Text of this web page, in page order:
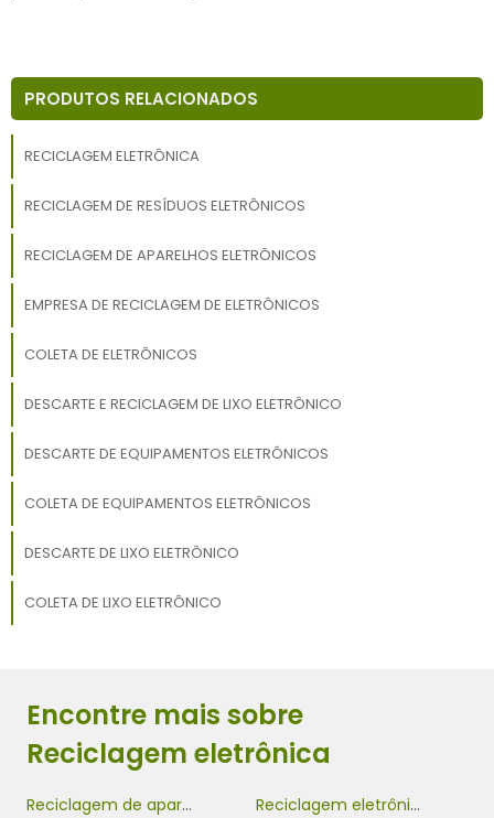
PRODUTOS RELACIONADOS
RECICLAGEM ELETRÔNICA
RECICLAGEM DE RESÍDUOS ELETRÔNICOS
RECICLAGEM DE APARELHOS ELETRÔNICOS
EMPRESA DE RECICLAGEM DE ELETRÔNICOS
COLETA DE ELETRÔNICOS
DESCARTE E RECICLAGEM DE LIXO ELETRÔNICO
DESCARTE DE EQUIPAMENTOS ELETRÔNICOS
COLETA DE EQUIPAMENTOS ELETRÔNICOS
DESCARTE DE LIXO ELETRÔNICO
COLETA DE LIXO ELETRÔNICO
Encontre mais sobre
Reciclagem eletrônica
Reciclagem de aparelhos eletrônicos
Reciclagem eletrônica